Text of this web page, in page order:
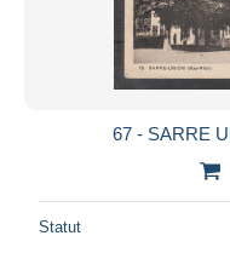
67 - SARRE
Statut